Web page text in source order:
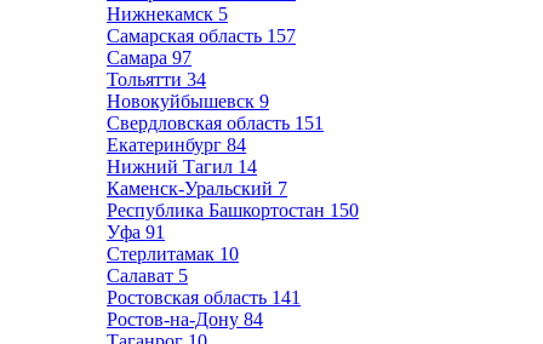
Нижнекамск 5
Самарская область 157
Самара 97
Тольятти 34
Новокуйбышевск 9
Свердловская область 151
Екатеринбург 84
Нижний Тагил 14
Каменск-Уральский 7
Республика Башкортостан 150
Уфа 91
Стерлитамак 10
Салават 5
Ростовская область 141
Ростов-на-Дону 84